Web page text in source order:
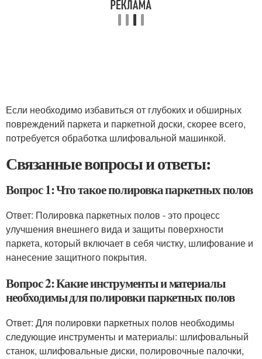
Если необходимо избавиться от глубоких и обширных
повреждений паркета и паркетной доски, скорее всего,
потребуется обработка шлифовальной машинкой.
Связанные вопросы и ответы:
Вопрос 1: Что такое полировка паркетных полов
Ответ: Полировка паркетных полов - это процесс
улучшения внешнего вида и защиты поверхности
паркета, который включает в себя чистку, шлифование и
нанесение защитного покрытия.
Вопрос 2: Какие инструменты и материалы
необходимы для полировки паркетных полов
Ответ: Для полировки паркетных полов необходимы
следующие инструменты и материалы: шлифовальный
станок, шлифовальные диски, полировочные палочки,